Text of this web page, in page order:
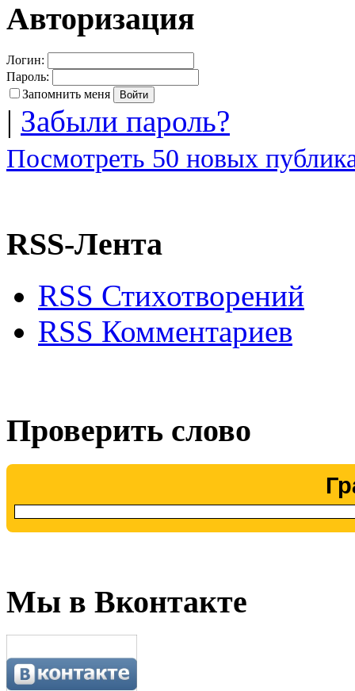
Авторизация
Логин:
Пароль:
Запомнить меня
| Забыли пароль?
Посмотреть 50 новых
RSS-Лента
RSS Стихотворений
RSS Комментариев
Проверить слово
Мы в Вконтакте